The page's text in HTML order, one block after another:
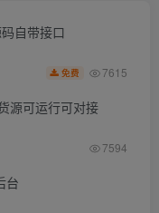
自带接口
免费 7615
源可运行可对接
7594
台